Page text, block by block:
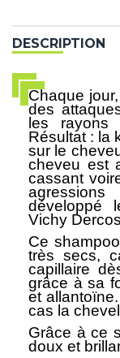
DESCRIPTION
Chaque
des
les rayons
Résultat : la
sur le
cheveu est
cassant
développé
Vichy
Ce
très secs,
capillaire
grâce à sa
et
cas la
Grâce à ce
doux et